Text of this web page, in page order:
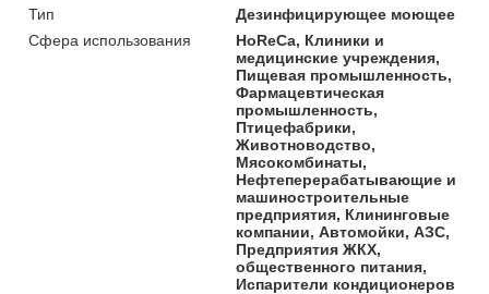
Тип
Дезинфицирующее моющее
Сфера использования
HoReCa, Клиники и
медицинские учреждения,
Пищевая промышленность,
Фармацевтическая
промышленность,
Птицефабрики,
Животноводство,
Мясокомбинаты,
Нефтеперерабатывающие и
машиностроительные
предприятия, Клининговые
компании, Автомойки, АЗС,
Предприятия ЖКХ,
общественного питания,
Испарители кондиционеров